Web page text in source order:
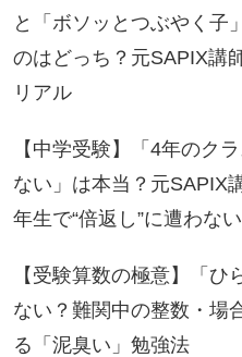
と「ボソッとつぶやく子
のはどっち？元SAPIX講
リアル
【中学受験】「4年のク
ない」は本当？元SAPIX
年生で“倍返し”に遭わな
【受験算数の極意】「ひ
ない？難関中の整数・場
る「泥臭い」勉強法